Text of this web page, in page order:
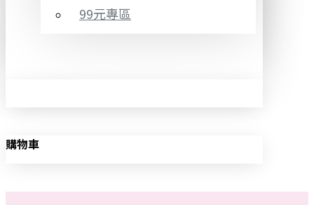
99元專區
購物車